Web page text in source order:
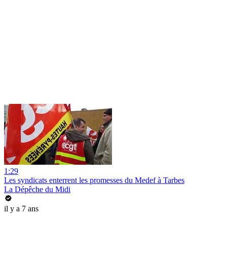
1:29
Les syndicats enterrent les promesses du Medef à Tarbes
La Dépêche du Midi
il y a 7 ans